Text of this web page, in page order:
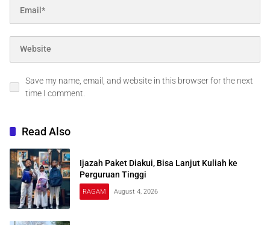
Save my name, email, and website in this browser for the next
time I comment.
Read Also
Ijazah Paket Diakui, Bisa Lanjut Kuliah ke
Perguruan Tinggi
RAGAM August 4, 2026